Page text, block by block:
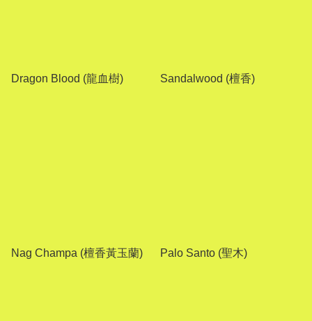
Dragon Blood (龍血樹) Sandalwood (檀香)
Nag Champa (檀香黃玉蘭) Palo Santo (聖木)